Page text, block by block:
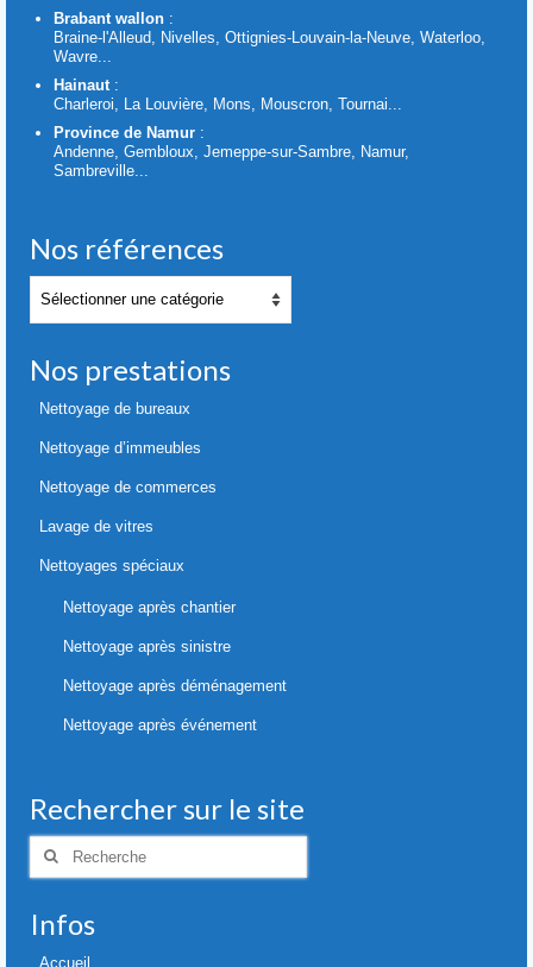
Brabant wallon :
Braine-l'Alleud, Nivelles, Ottignies-Louvain-la-Neuve, Waterloo,
Wavre...
Hainaut :
Charleroi, La Louvière, Mons, Mouscron, Tournai...
Province de Namur :
Andenne, Gembloux, Jemeppe-sur-Sambre, Namur,
Sambreville...
Nos références
Nos
références
Nos prestations
Nettoyage de bureaux
Nettoyage d’immeubles
Nettoyage de commerces
Lavage de vitres
Nettoyages spéciaux
Nettoyage après chantier
Nettoyage après sinistre
Nettoyage après déménagement
Nettoyage après événement
Rechercher sur le site
Rechercher
Infos
Accueil